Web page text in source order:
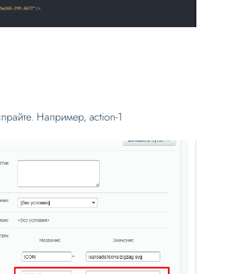
Например, action-1